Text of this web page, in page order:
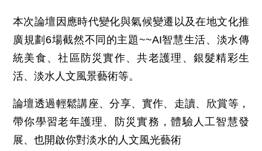
本次論壇因應時代變化與氣候變遷以及在地文化推
廣規劃6場截然不同的主題~~AI智慧生活、淡水傳
統美食、社區防災實作、共老護理、銀髮精彩生
活、淡水人文風景藝術等。
論壇透過輕鬆講座、分享、實作、走讀、欣賞等，
帶你學習老年護理、防災實務，體驗人工智慧發
展、也開啟你對淡水的人文風光藝術